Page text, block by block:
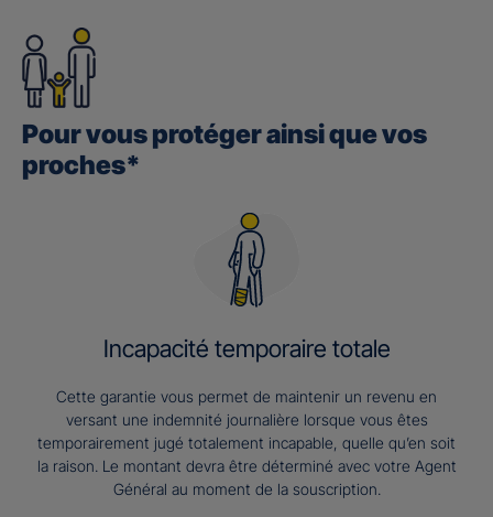
Pour vous protéger ainsi que vos
proches*
Incapacité temporaire totale
Cette garantie vous permet de maintenir un revenu en
versant une indemnité journalière lorsque vous êtes
temporairement jugé totalement incapable, quelle qu’en soit
la raison. Le montant devra être déterminé avec votre Agent
Général au moment de la souscription.